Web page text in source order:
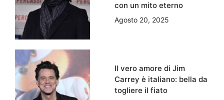
con un mito eterno
Agosto 20, 2025
Il vero amore di Jim
Carrey è italiano: bella da
togliere il fiato